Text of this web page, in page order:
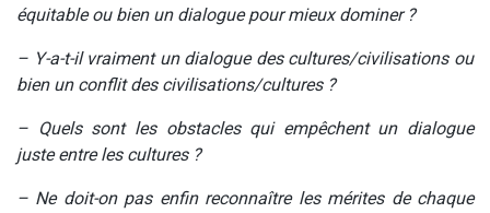
équitable ou bien un dialogue pour mieux dominer ?
– Y-a-t-il vraiment un dialogue des cultures/civilisations ou
bien un conflit des civilisations/cultures ?
– Quels sont les obstacles qui empêchent un dialogue
juste entre les cultures ?
– Ne doit-on pas enfin reconnaître les mérites de chaque